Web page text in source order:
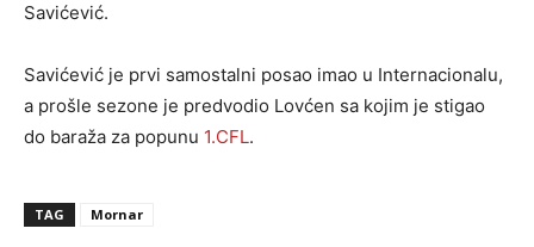
Savićević.
Savićević je prvi samostalni posao imao u Internacionalu,
a prošle sezone je predvodio Lovćen sa kojim je stigao
do baraža za popunu 1.CFL.
TAG Mornar